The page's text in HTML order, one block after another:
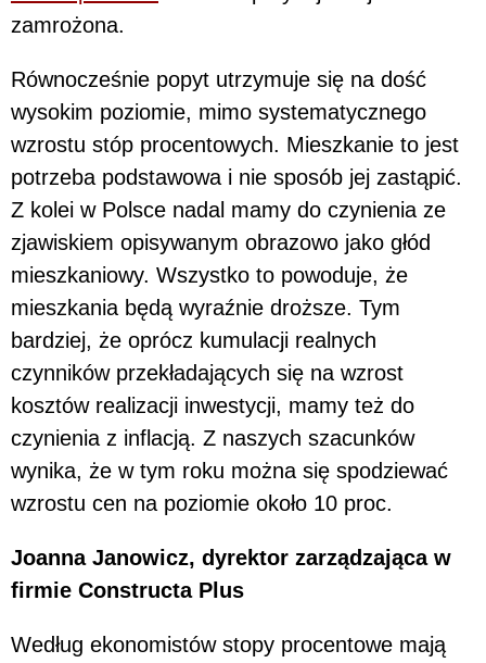
zamrożona.
Równocześnie popyt utrzymuje się na dość
wysokim poziomie, mimo systematycznego
wzrostu stóp procentowych. Mieszkanie to jest
potrzeba podstawowa i nie sposób jej zastąpić.
Z kolei w Polsce nadal mamy do czynienia ze
zjawiskiem opisywanym obrazowo jako głód
mieszkaniowy. Wszystko to powoduje, że
mieszkania będą wyraźnie droższe. Tym
bardziej, że oprócz kumulacji realnych
czynników przekładających się na wzrost
kosztów realizacji inwestycji, mamy też do
czynienia z inflacją. Z naszych szacunków
wynika, że w tym roku można się spodziewać
wzrostu cen na poziomie około 10 proc.
Joanna Janowicz, dyrektor zarządzająca w
firmie Constructa Plus
Według ekonomistów stopy procentowe mają